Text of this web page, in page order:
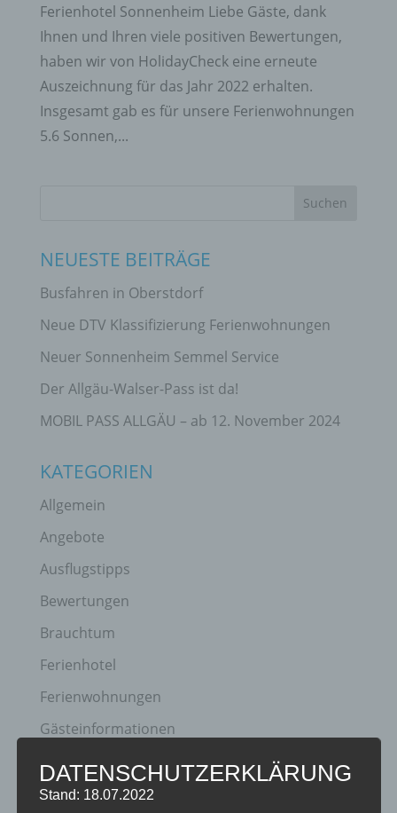
Ferienhotel Sonnenheim Liebe Gäste, dank
Ihnen und Ihren viele positiven Bewertungen,
haben wir von HolidayCheck eine erneute
Auszeichnung für das Jahr 2022 erhalten.
Insgesamt gab es für unsere Ferienwohnungen
5.6 Sonnen,...
NEUESTE BEITRÄGE
Busfahren in Oberstdorf
Neue DTV Klassifizierung Ferienwohnungen
Neuer Sonnenheim Semmel Service
Der Allgäu-Walser-Pass ist da!
MOBIL PASS ALLGÄU – ab 12. November 2024
KATEGORIEN
Allgemein
Angebote
Ausflugstipps
Bewertungen
Brauchtum
Ferienhotel
Ferienwohnungen
Gästeinformationen
Hotel
Klassifizierung
DATENSCHUTZERKLÄRUNG
Stand: 18.07.2022